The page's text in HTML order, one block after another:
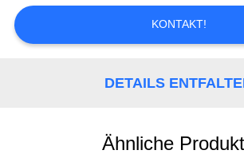
SITEMAP
KONTAKT!
DETAILS
Ähnliche